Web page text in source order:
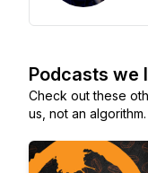
Podcasts we
Check out these
us, not an algorithm.